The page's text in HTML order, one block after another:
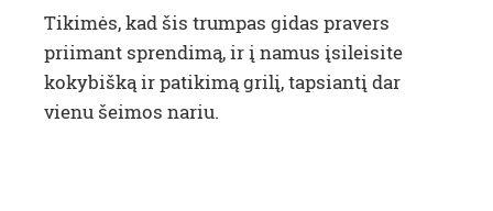
Tikimės, kad šis trumpas gidas pravers
priimant sprendimą, ir į namus įsileisite
kokybišką ir patikimą grilį, tapsiantį dar
vienu šeimos nariu.